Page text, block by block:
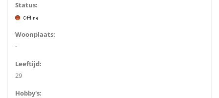
Status:
Woonplaats:
-
Leeftijd:
29
Hobby's: